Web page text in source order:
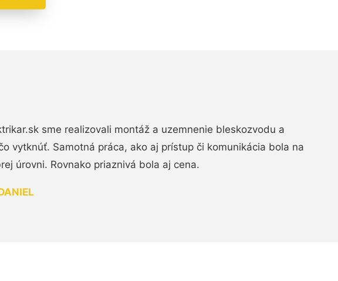
sme realizovali montáž a uzemnenie bleskozvodu a
vytknúť. Samotná práca, ako aj prístup či komunikácia bola na
úrovni. Rovnako priaznivá bola aj cena.